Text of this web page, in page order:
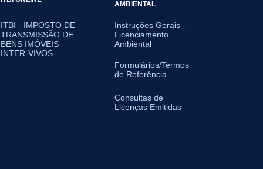
ITBI - IMPOSTO DE
TRANSMISSÃO DE
BENS IMÓVEIS
INTER-VIVOS
AMBIENTAL
Instruções Gerais -
Licenciamento
Ambiental
Formulários/Termos
de Referência
Consultas de
Licenças Emitidas